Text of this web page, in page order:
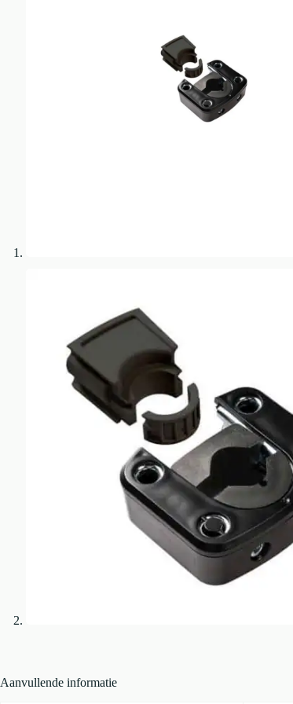
Aanvullende informatie